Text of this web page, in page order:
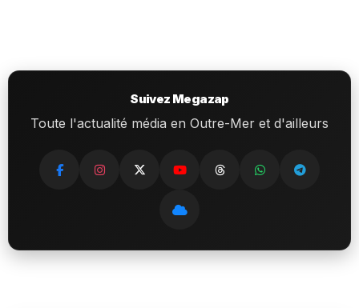
Suivez Megazap
Toute l'actualité média en Outre-Mer et d'ailleurs